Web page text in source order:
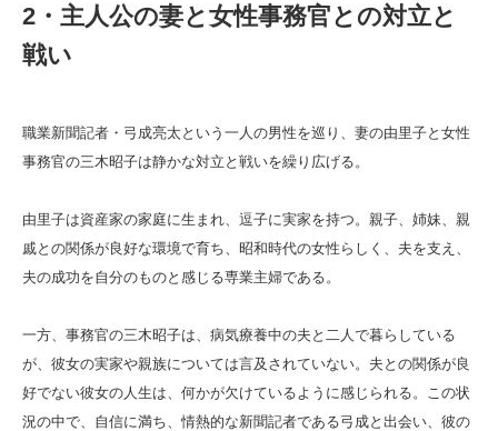
2・主人公の妻と女性事務官との対立と
戦い
職業新聞記者・弓成亮太という一人の男性を巡り、妻の由里子と女性
事務官の三木昭子は静かな対立と戦いを繰り広げる。
由里子は資産家の家庭に生まれ、逗子に実家を持つ。親子、姉妹、親
戚との関係が良好な環境で育ち、昭和時代の女性らしく、夫を支え、
夫の成功を自分のものと感じる専業主婦である。
一方、事務官の三木昭子は、病気療養中の夫と二人で暮らしている
が、彼女の実家や親族については言及されていない。夫との関係が良
好でない彼女の人生は、何かが欠けているように感じられる。この状
況の中で、自信に満ち、情熱的な新聞記者である弓成と出会い、彼の